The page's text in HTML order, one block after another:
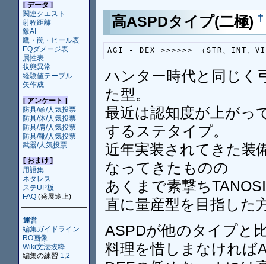
[ データ ]
関連クエスト
射程距離
敵AI
鷹・罠・ヒール表
EQダメージ表
属性表
状態異常
経験値テーブル
矢作成
[ アンケート ]
防具/頭/人気投票
防具/体/人気投票
防具/肩/人気投票
防具/靴/人気投票
武器/人気投票
[ おまけ ]
用語集
ネタレス
ステUP板
FAQ(発展途上)
運営
編集ガイドライン
RO画像
Wiki文法抜粋
編集の練習 1 2
高ASPDタイプ(二極) †
AGI - DEX >>>>>> （STR、INT、
ハンター時代と同じく
た型。
最近は認知度が上がっ
するステタイプ。
近年実装されてきた装
なってきたものの
あくまで素撃ち
直に量産型を目指した
ASPDが他のタイプと
料理を惜しまなければ